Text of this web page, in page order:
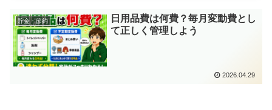
貯金・節約
日用品費は何費？毎月変動費とし
て正しく管理しよう
2026.04.29